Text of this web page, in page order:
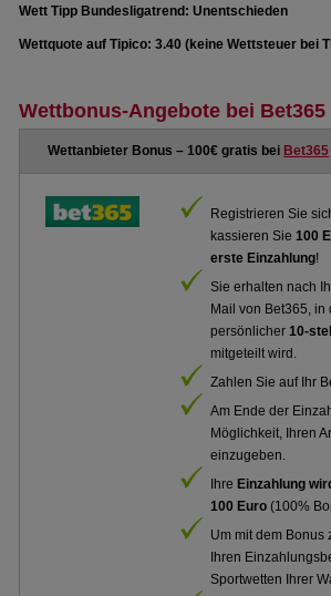
Wett Tipp Bundesligatrend: Unentschieden
Wettquote auf Tipico: 3.40 (keine Wettsteuer bei
Wettbonus-Angebote bei
Wettanbieter Bonus – 100€ gratis bei Bet365
Registrieren Sie
kassieren Sie100
erste Einzahlung!
Sie erhalten nach
Mail von Bet365, in
persönlicher10-
mitgeteilt wird.
Zahlen Sie auf Ihr
Am Ende der
Möglichkeit, Ihren
einzugeben.
Ihre Einzahlung
100 Euro (100%
Um mit dem Bonus
Ihren
Sportwetten Ihrer